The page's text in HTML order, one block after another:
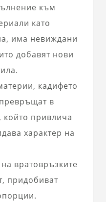
към
като
има невиждани
добавят нови
кадифето
в
привлича
характер на
вратовръзките
придобиват